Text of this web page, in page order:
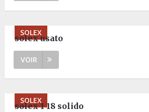
SOLEX
solex usato
VOIR
SOLEX
solex 1 18 solido